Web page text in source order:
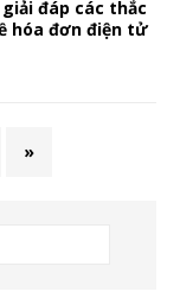
đáp các thắc
hóa đơn điện tử
»